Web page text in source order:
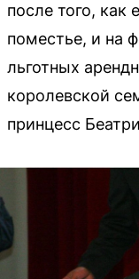
после того, как
поместье, и на
льготных
королевской
принцесс